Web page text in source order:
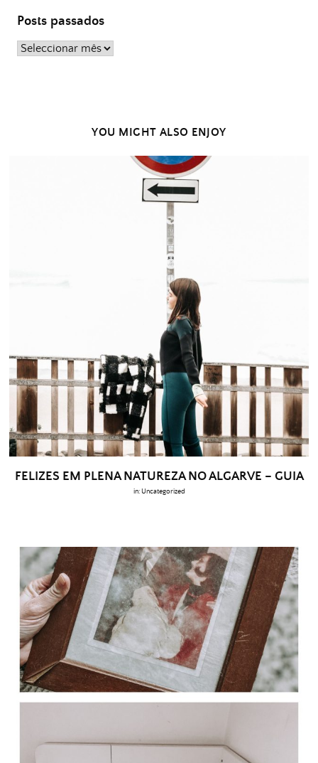
Posts passados
Posts
YOU MIGHT ALSO ENJOY
FELIZES EM PLENA NATUREZA NO ALGARVE – GUIA
in: Uncategorized